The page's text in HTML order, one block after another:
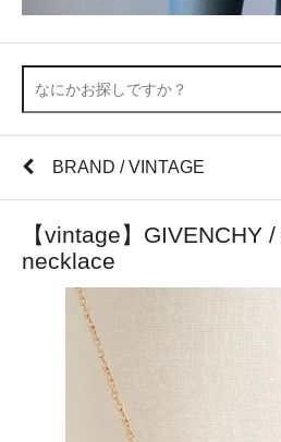
BRAND / VINTAGE
【vintage】GIVENCHY
necklace